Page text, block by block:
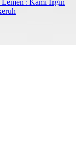
: Kami Ingin